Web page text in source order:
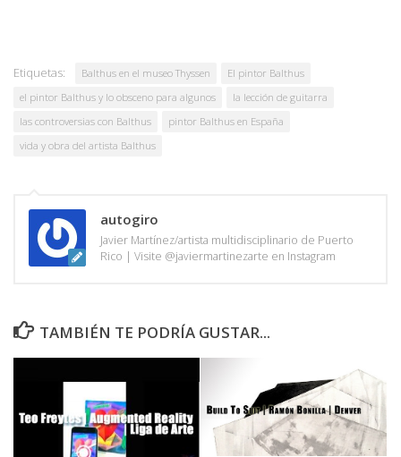
Etiquetas: Balthus en el museo Thyssen
El pintor Balthus
el pintor Balthus y lo obsceno para algunos
la lección de guitarra
las controversias con Balthus
pintor Balthus en España
vida y obra del artista Balthus
autogiro
Javier Martínez/artista multidisciplinario de Puerto
Rico | Visite @javiermartinezarte en Instagram
TAMBIÉN TE PODRÍA GUSTAR...